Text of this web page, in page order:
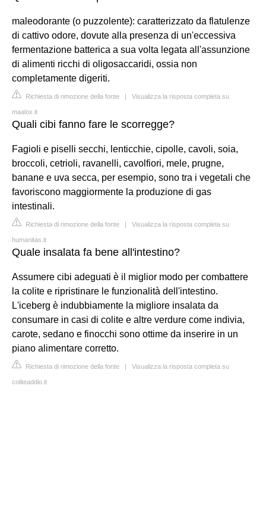
maleodorante (o puzzolente): caratterizzato da flatulenze
di cattivo odore, dovute alla presenza di un'eccessiva
fermentazione batterica a sua volta legata all'assunzione
di alimenti ricchi di oligosaccaridi, ossia non
completamente digeriti.
Richiesta di rimozione della fonte | Visualizza la risposta completa su
maalox.it
Quali cibi fanno fare le scorregge?
Fagioli e piselli secchi, lenticchie, cipolle, cavoli, soia,
broccoli, cetrioli, ravanelli, cavolfiori, mele, prugne,
banane e uva secca, per esempio, sono tra i vegetali che
favoriscono maggiormente la produzione di gas
intestinali.
Richiesta di rimozione della fonte | Visualizza la risposta completa su
humanitas.it
Quale insalata fa bene all'intestino?
Assumere cibi adeguati è il miglior modo per combattere
la colite e ripristinare le funzionalità dell'intestino.
L'iceberg è indubbiamente la migliore insalata da
consumare in casi di colite e altre verdure come indivia,
carote, sedano e finocchi sono ottime da inserire in un
piano alimentare corretto.
Richiesta di rimozione della fonte | Visualizza la risposta completa su
coliteaddio.it